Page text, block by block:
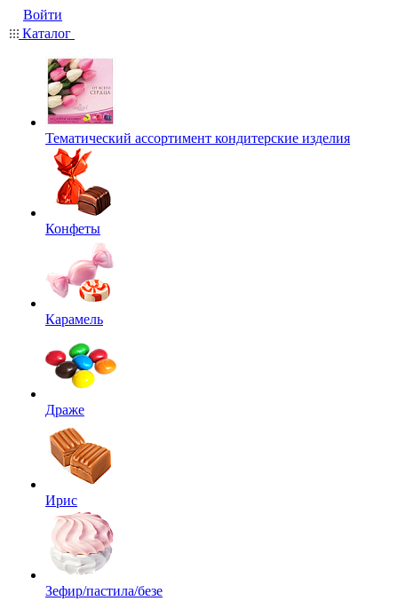
Войти
Каталог
Тематический ассортимент кондитерские изделия
Конфеты
Карамель
Драже
Ирис
Зефир/пастила/безе